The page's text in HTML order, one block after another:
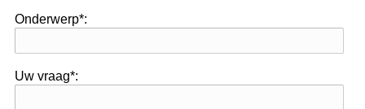
Onderwerp*:
Uw vraag*: